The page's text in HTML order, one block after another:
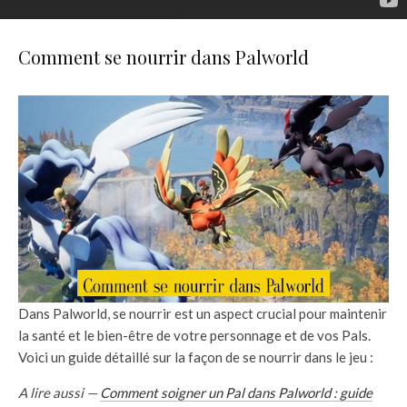
Comment se nourrir dans Palworld
Dans Palworld, se nourrir est un aspect crucial pour maintenir
la santé et le bien-être de votre personnage et de vos Pals.
Voici un guide détaillé sur la façon de se nourrir dans le jeu :
A lire aussi —Comment soigner un Pal dans Palworld : guide